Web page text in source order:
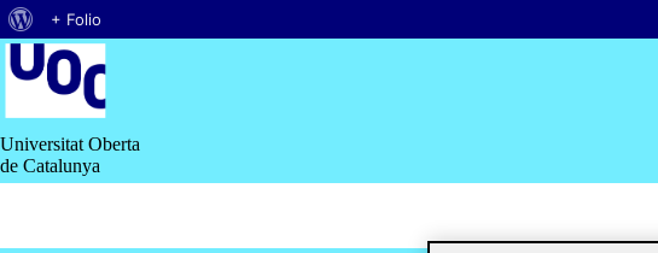
Saltar
al
contenido
Universitat Oberta
de Catalunya
Acerca
de
WordPress
+ Folio